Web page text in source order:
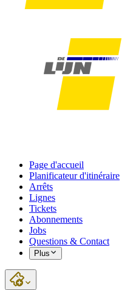
Page d'accueil
Planificateur d'itinéraire
Arrêts
Lignes
Tickets
Abonnements
Jobs
Questions & Contact
Plus